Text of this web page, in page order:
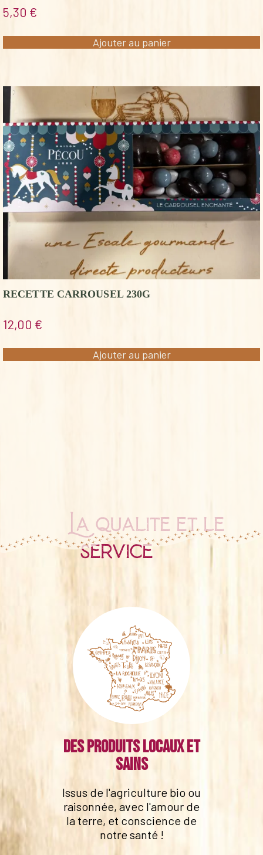
5,30 €
Ajouter au panier
RECETTE CARROUSEL 230G
12,00 €
Ajouter au panier
La qualité et le
service
Des produits locaux et
sains
Issus de l'agriculture bio ou
raisonnée, avec l'amour de
la terre, et conscience de
notre santé !